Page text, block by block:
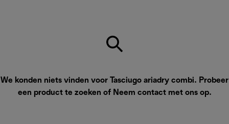
We konden niets vinden voor Tasciugo ariadry combi. Probeer
een product te zoeken of Neem contact met ons op.